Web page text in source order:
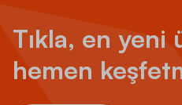
Tıkla, en yeni
hemen